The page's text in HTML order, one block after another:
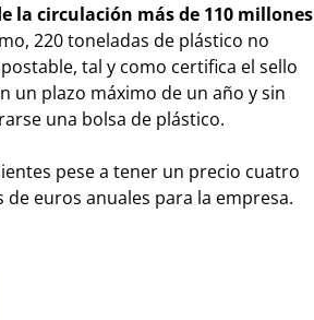
la circulación más de 110 millones
220 toneladas de plástico no
tal y como certifica el sello
un plazo máximo de un año y sin
una bolsa de plástico.
pese a tener un precio cuatro
euros anuales para la empresa.